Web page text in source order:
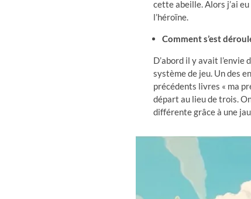
cette abeille. Alors j’ai
l’héroïne.
Comment s’est
D’abord il y avait
système de jeu. Un des
précédents livres « ma
départ au lieu de trois.
différente grâce à une